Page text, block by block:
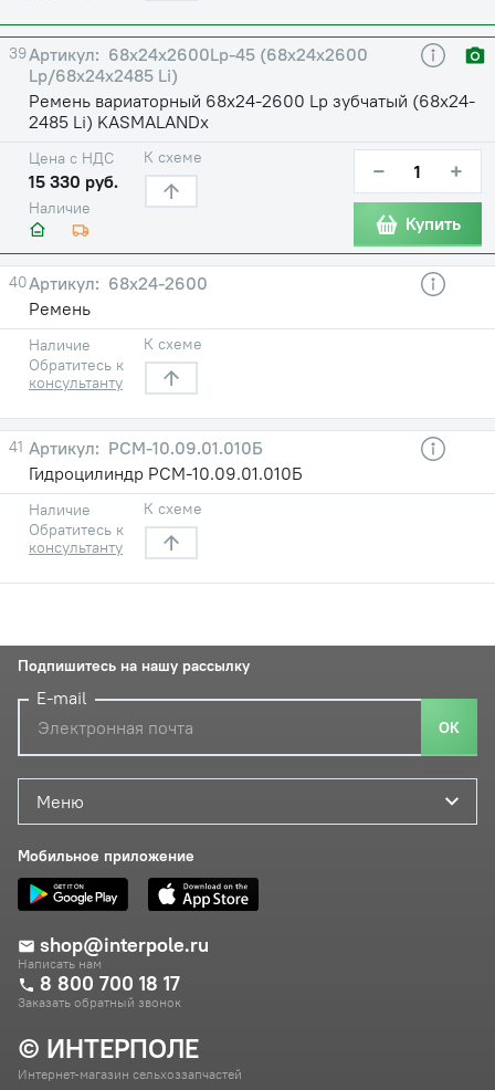
39
68х24х2600Lp-45 (68х24х2600
Lp/68х24х2485 Li)
Ремень вариаторный 68х24-2600 Lp зубчатый (68х24-
2485 Li) KASMALANDх
Наличие
Цена с НДС
15 330 руб.
К схеме − +
Купить
40
68х24-2600
Ремень
Наличие
Обратитесь к
консультанту
К схеме
41
РСМ-10.09.01.010Б
Гидроцилиндр РСМ-10.09.01.010Б
Наличие
Обратитесь к
консультанту
К схеме
© ИНТЕРПОЛЕ
Интернет-магазин сельхоззапчастей
Меню
Мобильное приложение
shop@interpole.ru
Написать нам
8 800 700 18 17
Заказать обратный звонок
Подпишитесь на нашу рассылку
E-mail
ОК